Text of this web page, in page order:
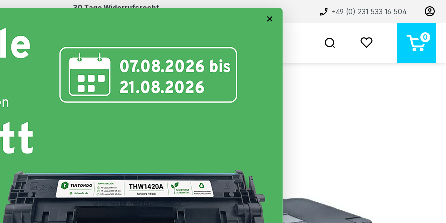
30 Tage Widerrufsrecht +49 (0) 231 533 16 504
0
Toner
P-Touch PT-P 950 NW
PT-P 950 NW günstig
STORE
×